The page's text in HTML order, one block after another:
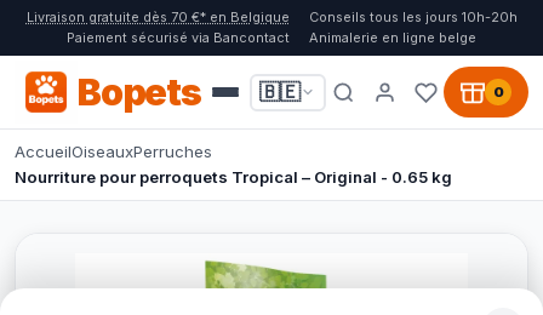
Livraison gratuite dès 70 €* en Belgique
Conseils tous les jours 10h-20h
Paiement sécurisé via Bancontact
Animalerie en ligne belge
Bopets 🇧🇪 0
AccueilOiseauxPerruches
Nourriture pour perroquets Tropical – Original - 0.65 kg